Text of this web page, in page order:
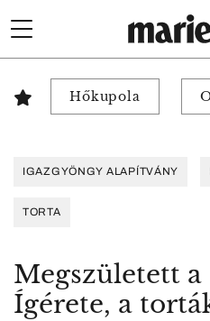
Hőkupola
IGAZGYÖNGY ALAPÍTVÁNY
TORTA
Megszületett a
Ígérete, a